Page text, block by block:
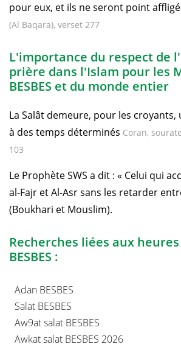
pour eux, et ils ne seront point
(Al Baqara), verset 277
L'importance du respect de
prière dans l'Islam pour les
BESBES et du monde entier
La Salât demeure, pour les
à des temps déterminés Coran,
103
Le Prophète SWS a dit : « Celui qui
al-Fajr et Al-Asr sans les retarder
(Boukhari et Mouslim).
Recherches liées aux
BESBES :
Adan BESBES
Salat BESBES
Aw9at salat BESBES
Awkat salat BESBES 2026